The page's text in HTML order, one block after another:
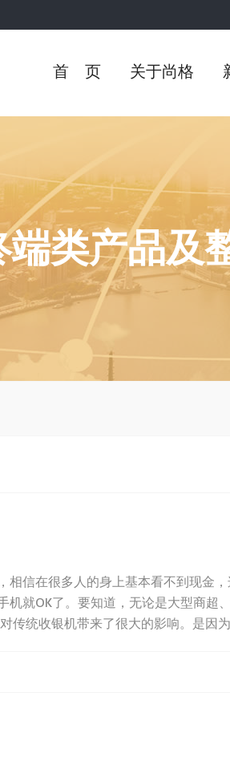
首 页 关于尚格
类产品及
信在很多人的身上基本看不到现金
就OK了。要知道，无论是大型商
统收银机带来了很大的影响。是因